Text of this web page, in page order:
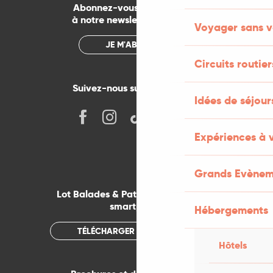
Voyager sans
Circuits
Idées de
Expériences à
Grands
Hébergements
Hôtels
Abonnez-vous gratuitement
à notre newsletter mensuelle
JE M'ABONNE
Suivez-nous sur les réseaux !
Lot Balades & Patrimoines sur votre
smartphone
TÉLÉCHARGER L'APPLICATION